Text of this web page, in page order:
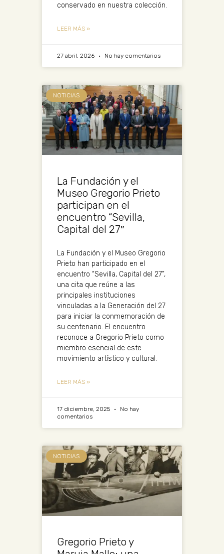
conservado en nuestra colección.
LEER MÁS »
27 abril, 2026 No hay comentarios
NOTICIAS
La Fundación y el
Museo Gregorio Prieto
participan en el
encuentro “Sevilla,
Capital del 27″
La Fundación y el Museo Gregorio
Prieto han participado en el
encuentro “Sevilla, Capital del 27”,
una cita que reúne a las
principales instituciones
vinculadas a la Generación del 27
para iniciar la conmemoración de
su centenario. El encuentro
reconoce a Gregorio Prieto como
miembro esencial de este
movimiento artístico y cultural.
LEER MÁS »
17 diciembre, 2025
No hay
comentarios
NOTICIAS
Gregorio Prieto y